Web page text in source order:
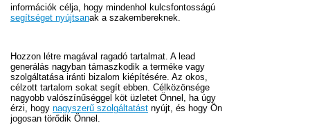
információk célja, hogy mindenhol kulcsfontosságú
segítséget nyújtsanak a szakembereknek.
Hozzon létre magával ragadó tartalmat. A lead
generálás nagyban támaszkodik a terméke vagy
szolgáltatása iránti bizalom kiépítésére. Az okos,
célzott tartalom sokat segít ebben. Célközönsége
nagyobb valószínűséggel köt üzletet Önnel, ha úgy
érzi, hogy nagyszerű szolgáltatást nyújt, és hogy Ön
jogosan törődik Önnel.